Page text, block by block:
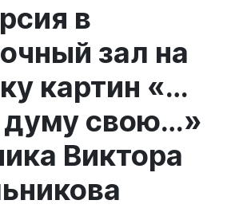
в
зал на
картин «…
свою…»
Виктора